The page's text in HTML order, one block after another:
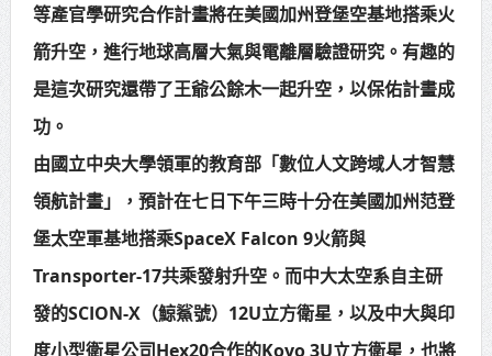
邁組閣
賴總統肯定「金唐獎」得獎者及入
圍者 允諾完善支持體系
等產官學研究合作計畫將在美國加州登堡空基地搭乘火
箭升空，進行地球高層大氣與電離層驗證研究。有趣的
是這次研究還帶了王爺公餘木一起升空，以保佑計畫成
功。
由國立中央大學領軍的教育部「數位人文跨域人才智慧
領航計畫」，預計在七日下午三時十分在美國加州范登
堡太空軍基地搭乘SpaceX Falcon 9火箭與
Transporter-17共乘發射升空。而中大太空系自主研
發的SCION-X（鯨鯊號）12U立方衛星，以及中大與印
度小型衛星公司Hex20合作的Koyo 3U立方衛星，也將